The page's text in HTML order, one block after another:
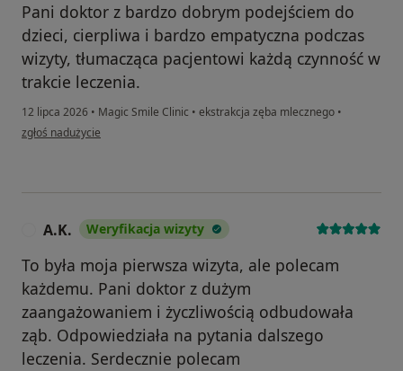
Pani doktor z bardzo dobrym podejściem do
dzieci, cierpliwa i bardzo empatyczna podczas
wizyty, tłumacząca pacjentowi każdą czynność w
trakcie leczenia.
12 lipca 2026 • Magic Smile Clinic • ekstrakcja zęba mlecznego •
w opinii użytkownika EM
zgłoś nadużycie
A.K. Weryfikacja wizyty
To była moja pierwsza wizyta, ale polecam
każdemu. Pani doktor z dużym
zaangażowaniem i życzliwością odbudowała
ząb. Odpowiedziała na pytania dalszego
leczenia. Serdecznie polecam